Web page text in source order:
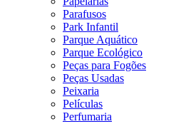
Parafusos
Park Infantil
Parque Aquático
Parque Ecológico
Peças para Fogões
Peças Usadas
Peixaria
Películas
Perfumaria